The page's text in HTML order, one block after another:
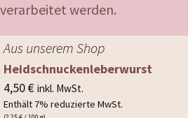
verarbeitet werden.
Aus unserem Shop
Heidschnuckenleber­wurst
4,50€ inkl. MwSt.
Enthält 7% reduzierte MwSt.